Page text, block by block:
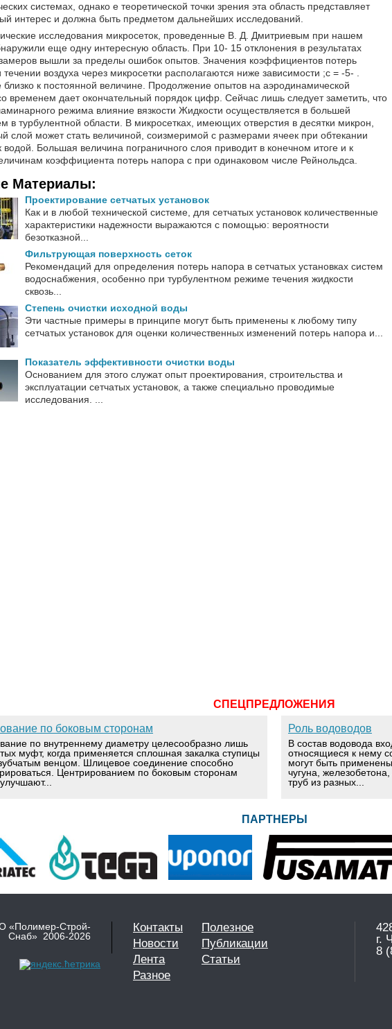
системах, однако е теоретической точки зрения эта область представляет
интерес и должна быть предметом дальнейших исследований.
исследования микросеток, проведенные В. Д. Дмитриевым при нашем
еще одну интересную область. При 10- 15 отклонения в результатах
вышли за пределы ошибок опытов. Значения коэффициентов потерь
воздуха через микросетки располагаются ниже зависимости ;с = -5- .
близко к постоянной величине. Продолжение опытов на аэродинамической
временем дает окончательный порядок цифр. Сейчас лишь следует заметить, что
режима влияние вязкости Жидкости осуществляется в большей
в турбулентной области. В микросетках, имеющих отверстия в десятки микрон,
слой может стать величиной, соизмеримой с размерами ячеек при обтекании
водой. Большая величина пограничного слоя приводит в конечном итоге и к
коэффициента потерь напора с при одинаковом числе Рейнольдса.
Материалы:
Проектирование сетчатых установок
Как и в любой технической системе, для сетчатых установок количественные
характеристики надежности выражаются с помощью: вероятности
безотказной...
Фильтрующая поверхность сеток
Рекомендаций для определения потерь напора в сетчатых установках систем
водоснабжения, особенно при турбулентном режиме течения жидкости
сквозь...
Степень очистки исходной воды
Эти частные примеры в принципе могут быть применены к любому типу
сетчатых установок для оценки количественных изменений потерь напора и...
Показатель эффективности очистки воды
Основанием для этого служат опыт проектирования, строительства и
эксплуатации сетчатых установок, а также специально проводимые
исследования. ...
СПЕЦПРЕДЛОЖЕНИЯ
по боковым сторонам
по внутреннему диаметру целесообразно лишь
муфт, когда применяется сплошная закалка ступицы
венцом. Шлицевое соединение способно
Центрированием по боковым сторонам
Роль водоводов
В состав водовода
относящиеся к нему
могут быть
чугуна,
труб из разных...
ПАРТНЕРЫ
«Полимер-Строй-
Снаб» 2006-2026
Контакты
Новости
Лента
Полезное
Публикации
Статьи
Разное
г.
8